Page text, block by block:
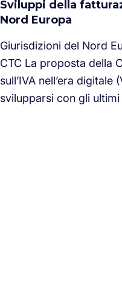
Sviluppi della
Nord Europa
Giurisdizioni del Nord
CTC La proposta della
sull’IVA nell’era digitale
svilupparsi con gli